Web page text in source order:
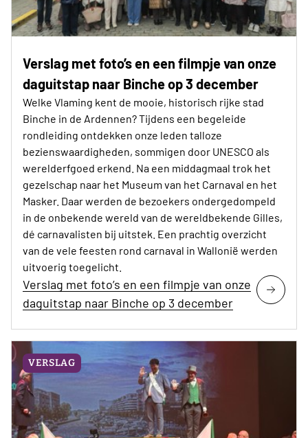
Verslag met foto’s en een filmpje van onze
daguitstap naar Binche op 3 december
Welke Vlaming kent de mooie, historisch rijke stad
Binche in de Ardennen? Tijdens een begeleide
rondleiding ontdekken onze leden talloze
bezienswaardigheden, sommigen door UNESCO als
werelderfgoed erkend. Na een middagmaal trok het
gezelschap naar het Museum van het Carnaval en het
Masker. Daar werden de bezoekers ondergedompeld
in de onbekende wereld van de wereldbekende Gilles,
dé carnavalisten bij uitstek. Een prachtig overzicht
van de vele feesten rond carnaval in Wallonië werden
uitvoerig toegelicht.
Verslag met foto’s en een filmpje van onze
daguitstap naar Binche op 3 december
VERSLAG